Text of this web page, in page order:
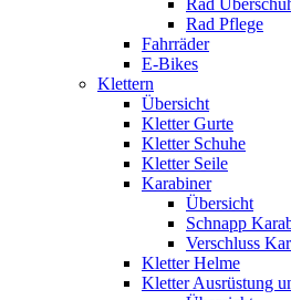
Rad Pflege
Fahrräder
E-Bikes
Klettern
Übersicht
Kletter Gurte
Kletter Schuhe
Kletter Seile
Karabiner
Übersicht
Schnapp
Verschluss
Kletter Helme
Kletter Ausrüstung